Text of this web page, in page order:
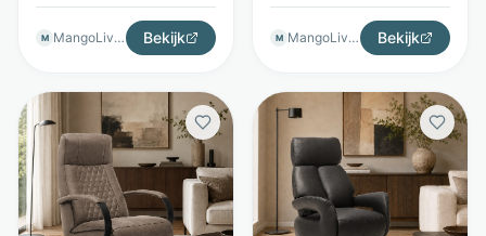
M MangoLiving Bekijk
Seats
M MangoLiving Bekijk